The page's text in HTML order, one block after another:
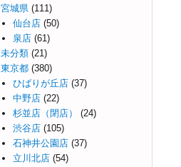
宮城県 (111)
仙台店(50)
泉店(61)
未分類 (21)
東京都 (380)
ひばりが丘店(37)
中野店(22)
杉並店（閉店）
(24)
渋谷店(105)
石神井公園店(37)
立川北店(54)